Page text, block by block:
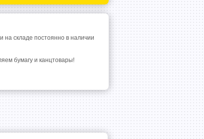
на складе постоянно в наличии
бумагу и канцтовары!